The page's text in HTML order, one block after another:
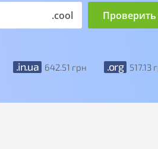
.cool
.in.ua 642 .51 грн .org 517.13